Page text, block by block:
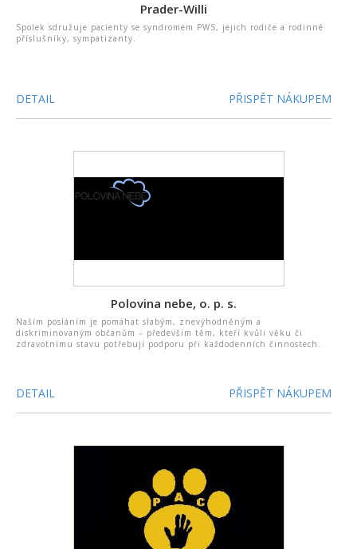
Prader-Willi
Spolek sdružuje pacienty se syndromem PWS, jejich rodiče a rodinné
příslušníky, sympatizanty.
DETAIL PŘISPĚT NÁKUPEM
Polovina nebe, o. p. s.
Naším posláním je pomáhat slabým, znevýhodněným a
diskriminovaným občanům – především těm, kteří kvůli věku či
zdravotnímu stavu potřebují podporu při každodenních činnostech.
DETAIL PŘISPĚT NÁKUPEM